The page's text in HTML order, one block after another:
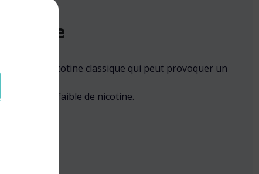
à la nicotine classique qui peut provoquer un
un dosage faible de nicotine.